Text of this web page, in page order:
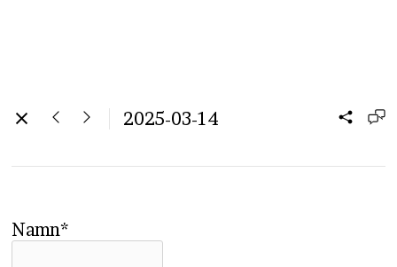
2025-03-14
Namn*